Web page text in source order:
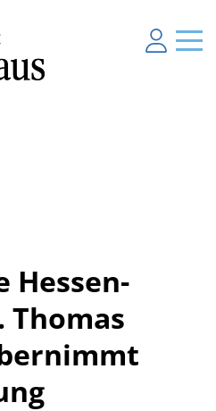
Hessen-
Thomas